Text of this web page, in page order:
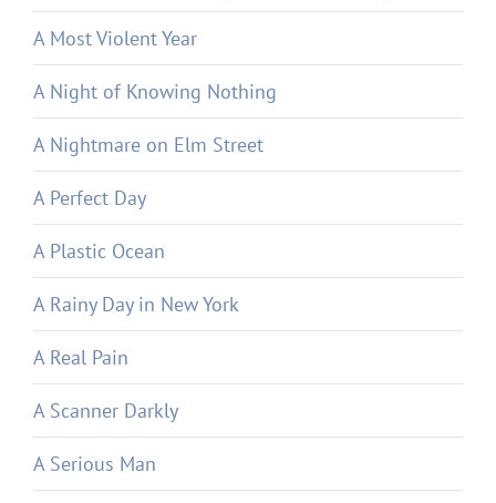
A Most Violent Year
A Night of Knowing Nothing
A Nightmare on Elm Street
A Perfect Day
A Plastic Ocean
A Rainy Day in New York
A Real Pain
A Scanner Darkly
A Serious Man